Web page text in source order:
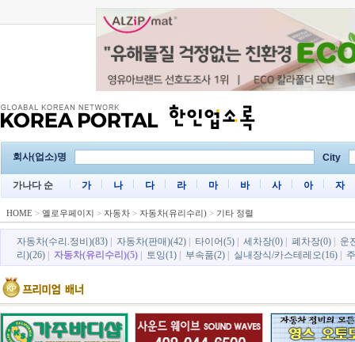
회사(업소)명 City
가나다 순 가 나 다 라 마 바 사 아 자
HOME > 옐로우페이지 > 자동차 > 자동차(유리수리) > 기타 정렬
자동차(수리.정비)(83) 자동차(판매)(42) 타이어(5) 세차장(0) 폐차장(0)
운
리)(26)
자동차(유리수리)(5) 토잉(1) 부속품(2) 실내장식/카스테레오(16)